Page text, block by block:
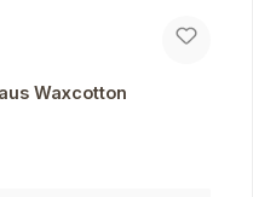
Waxcotton